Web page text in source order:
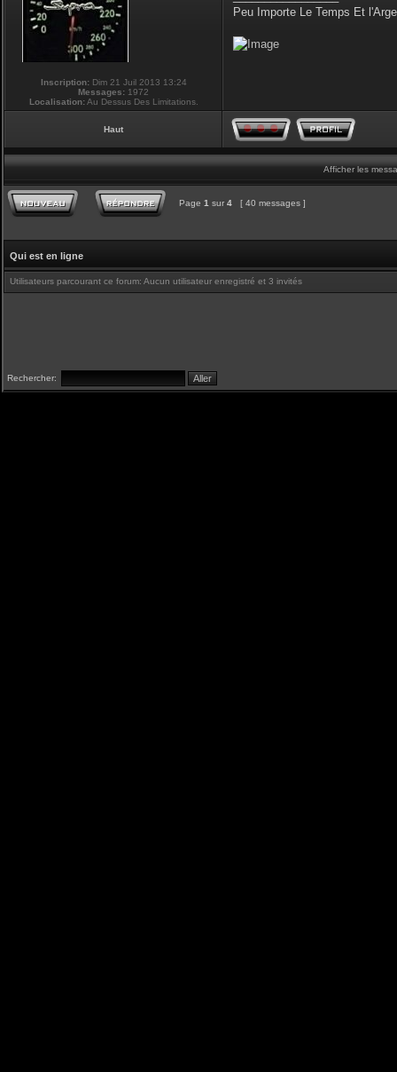
Inscription:Dim 21 Juil 2013 13:24
Messages: 1972
Localisation:Au Dessus Des Limitations.
Peu Importe Le Temps Et
Haut
Afficher les
Page 1 sur 4 [ 40 messages ]
Qui est en ligne
Utilisateurs parcourant ce forum: Aucun utilisateur enregistré et 3 invités
Rechercher: